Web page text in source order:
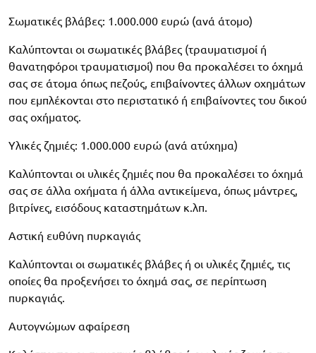
Σωματικές βλάβες: 1.000.000 ευρώ (ανά άτομο)
Καλύπτονται οι σωματικές βλάβες (τραυματισμοί ή
θανατηφόροι τραυματισμοί) που θα προκαλέσει το όχημά
σας σε άτομα όπως πεζούς, επιβαίνοντες άλλων οχημάτων
που εμπλέκονται στο περιστατικό ή επιβαίνοντες του δικού
σας οχήματος.
Υλικές ζημιές: 1.000.000 ευρώ (ανά ατύχημα)
Καλύπτονται οι υλικές ζημιές που θα προκαλέσει το όχημά
σας σε άλλα οχήματα ή άλλα αντικείμενα, όπως μάντρες,
βιτρίνες, εισόδους καταστημάτων κ.λπ.
Αστική ευθύνη πυρκαγιάς
Καλύπτονται οι σωματικές βλάβες ή οι υλικές ζημιές, τις
οποίες θα προξενήσει το όχημά σας, σε περίπτωση
πυρκαγιάς.
Αυτογνώμων αφαίρεση